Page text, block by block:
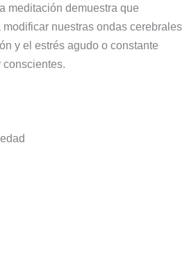
meditación demuestra que
nuestras ondas cerebrales
y el estrés agudo o constante
conscientes.